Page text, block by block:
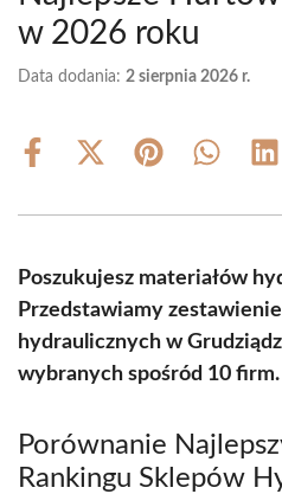
w 2026 roku
Data dodania: 2 sierpnia 2026 r.
Share
Share
(Twitter)
Share Share
Poszukujesz materiałów
Przedstawiamy
hydraulicznych w
wybranych spośród 10 firm.
Porównanie
Rankingu Sklepów